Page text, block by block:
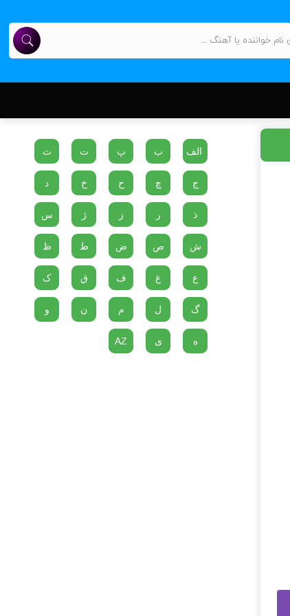
الف ب پ ت ث
ج چ ح خ د
ذ ر ز ژ س
ش ص ض ط ظ
ع غ ف ق ک
گ ل م ن و
ه ی AZ